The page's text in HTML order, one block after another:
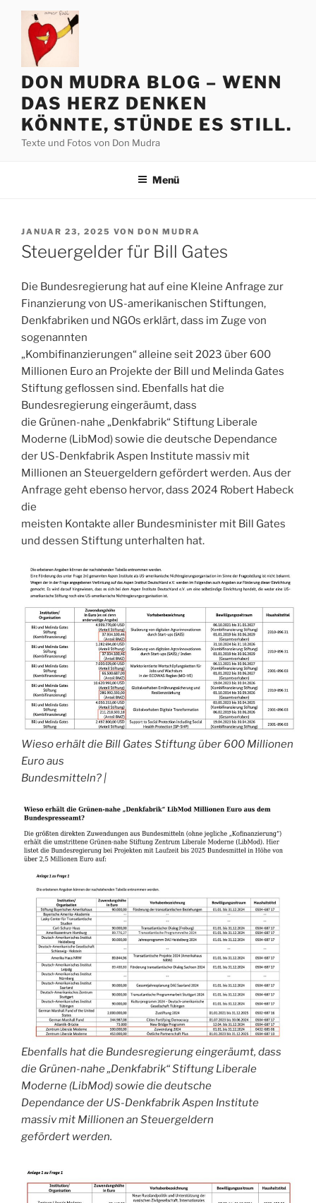
Zum
springen
DON MUDRA BLOG – WENN
DAS HERZ DENKEN
KÖNNTE, STÜNDE ES STILL.
Texte und Fotos von Don Mudra
Menü
VERÖFFENTLICHT
AM
JANUAR 23, 2025 VON DON MUDRA
Steuergelder für Bill Gates
Die Bundesregierung hat auf eine Kleine Anfrage zur
Finanzierung von US-amerikanischen Stiftungen,
Denkfabriken und NGOs erklärt, dass im Zuge von
sogenannten
„Kombifinanzierungen“ alleine seit 2023 über 600
Millionen Euro an Projekte der Bill und Melinda Gates
Stiftung geflossen sind. Ebenfalls hat die
Bundesregierung eingeräumt, dass
die Grünen-nahe „Denkfabrik“ Stiftung Liberale
Moderne (LibMod) sowie die deutsche Dependance
der US-Denkfabrik Aspen Institute massiv mit
Millionen an Steuergeldern gefördert werden. Aus der
Anfrage geht ebenso hervor, dass 2024 Robert Habeck
die
meisten Kontakte aller Bundesminister mit Bill Gates
und dessen Stiftung unterhalten hat.
Wieso erhält die Bill Gates Stiftung über 600 Millionen
Euro aus
Bundesmitteln? |
Ebenfalls hat die Bundesregierung eingeräumt, dass
die Grünen-nahe „Denkfabrik“ Stiftung Liberale
Moderne (LibMod) sowie die deutsche
Dependance der US-Denkfabrik Aspen Institute
massiv mit Millionen an Steuergeldern
gefördert werden.